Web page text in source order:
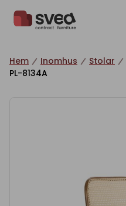
Hem Inomhus Stolar
PL-8134A